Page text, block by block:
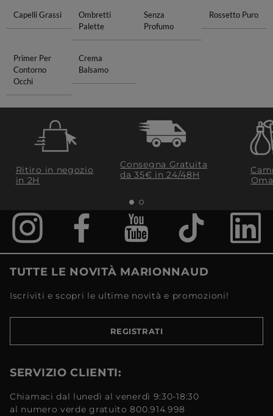
Capelli Grassi
Ombretti
Palette
Senza
Profumo
Rossetto Puro
Primer Per
Contorno
Occhi
Crema
Balsamo
Ritiro in negozio
in 2H
Consegna Gratuita
da 35€​ in 24/48H
TUTTE LE NOVITÀ MARIONNAUD
Iscriviti e scopri le ultime novità e promozioni!
REGISTRATI
SERVIZIO CLIENTI:
Chiamaci dal lunedì al venerdì 9:30-18:30
al numero verde gratuito 800.914.998